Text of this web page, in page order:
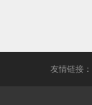
友情链接：